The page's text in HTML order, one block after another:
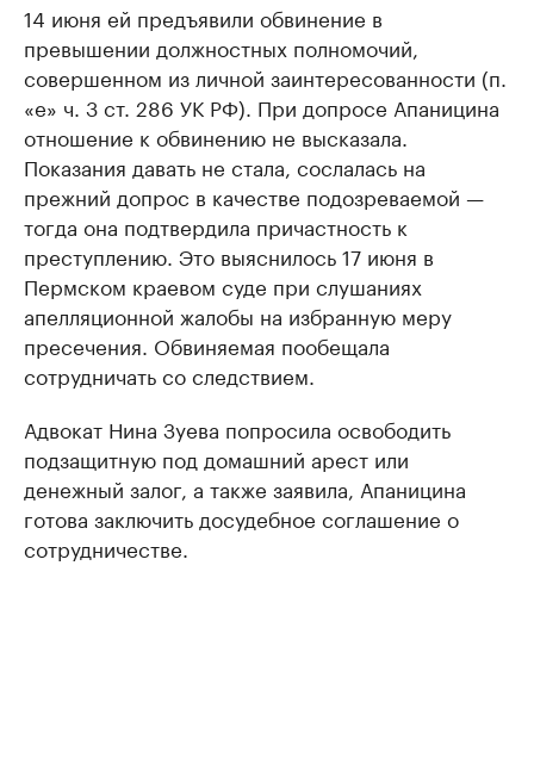
14 июня ей предъявили обвинение в
превышении должностных полномочий,
совершенном из личной заинтересованности (п.
«е» ч. 3 ст. 286 УК РФ). При допросе Апаницина
отношение к обвинению не высказала.
Показания давать не стала, сослалась на
прежний допрос в качестве подозреваемой —
тогда она подтвердила причастность к
преступлению. Это выяснилось 17 июня в
Пермском краевом суде при слушаниях
апелляционной жалобы на избранную меру
пресечения. Обвиняемая пообещала
сотрудничать со следствием.
Адвокат Нина Зуева попросила освободить
подзащитную под домашний арест или
денежный залог, а также заявила, Апаницина
готова заключить досудебное соглашение о
сотрудничестве.